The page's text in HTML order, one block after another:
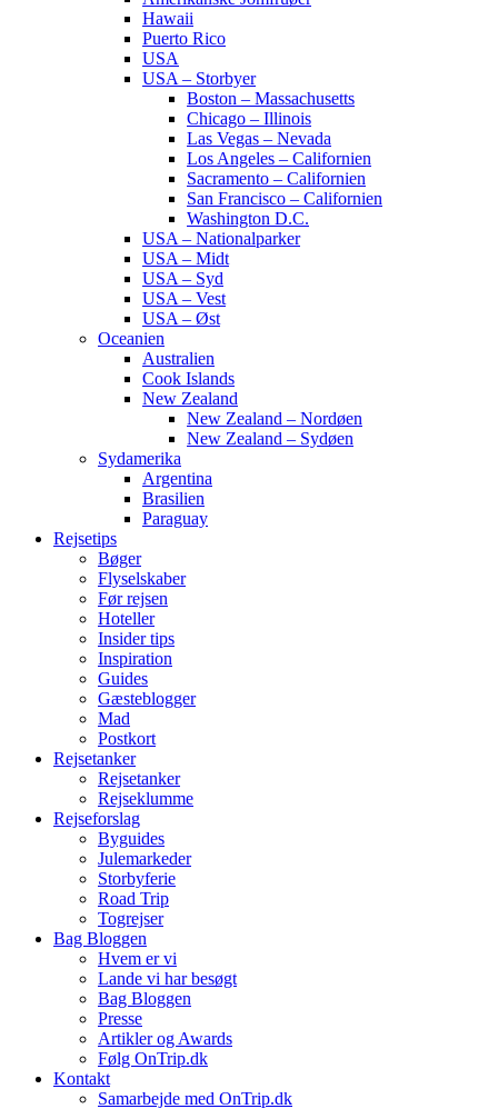
Hawaii
Puerto Rico
USA
USA – Storbyer
Boston – Massachusetts
Chicago – Illinois
Las Vegas – Nevada
Los Angeles – Californien
Sacramento – Californien
San Francisco – Californien
Washington D.C.
USA – Nationalparker
USA – Midt
USA – Syd
USA – Vest
USA – Øst
Oceanien
Australien
Cook Islands
New Zealand
New Zealand – Nordøen
New Zealand – Sydøen
Sydamerika
Argentina
Brasilien
Paraguay
Rejsetips
Bøger
Flyselskaber
Før rejsen
Hoteller
Insider tips
Inspiration
Guides
Gæsteblogger
Mad
Postkort
Rejsetanker
Rejsetanker
Rejseklumme
Rejseforslag
Byguides
Julemarkeder
Storbyferie
Road Trip
Togrejser
Bag Bloggen
Hvem er vi
Lande vi har besøgt
Bag Bloggen
Presse
Artikler og Awards
Følg OnTrip.dk
Kontakt
Samarbejde med OnTrip.dk